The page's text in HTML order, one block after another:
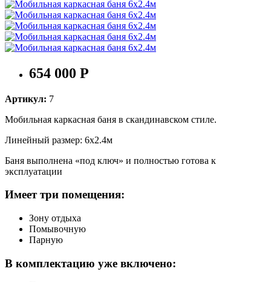
654 000 Р
Артикул: 7
Мобильная каркасная баня в скандинавском стиле.
Линейный размер: 6x2.4м
Баня выполнена «под ключ» и полностью готова к
эксплуатации
Имеет три помещения:
Зону отдыха
Помывочную
Парную
В комплектацию уже включено: